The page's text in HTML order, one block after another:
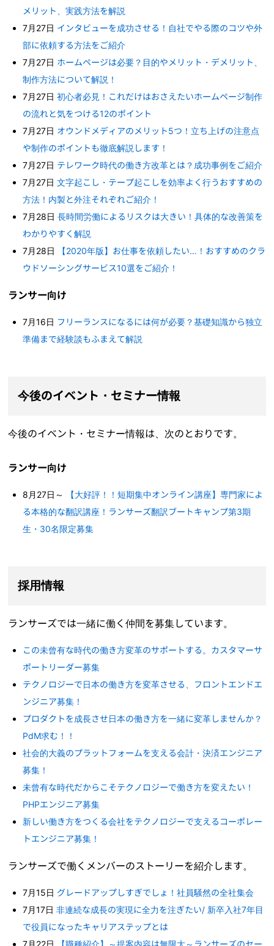
メリット、実践方法を解説
7月27日 インタビューを成功させる！自社でやる際のコツや外
部に依頼する方法をご紹介
7月27日 ホームページは必要？目的やメリット・デメリット、
制作方法について解説！
7月27日初心者必見！これだけはおさえたいホームページ制作
の流れと気をつける12のポイント
7月27日 オウンドメディアのメリット5つ！立ち上げの注意点
や制作のポイントも徹底解説します！
7月27日 テレワーク時代の働き方改革とは？成功事例をご紹介
7月27日文字起こし・テープ起こしを効率よく行うおすすめの
方法！内製と外注それぞれご紹介！
7月28日長時間労働によるリスクは大きい！具体的な改善策を
わかりやすく解説
7月28日
【2020年版】お仕事を依頼したい…！おすすめのクラ
ウドソーシングサービス10選をご紹介！
ランサー向け
7月16日 フリーランスになるには何が必要？基礎知識から独立
準備まで経験談もふまえて解説
今後のイベント・セミナー情報
今後のイベント・セミナー情報は、次のとおりです。
ランサー向け
8月27日～
【大好評！！短期集中オンライン講座】専門家によ
る本格的な翻訳講座！ランサーズ翻訳ブートキャンプ第3期
生・30名限定募集
採用情報
ランサーズでは一緒に働く仲間を募集しています。
この未曾有な時代の働き方変革のサポートする。カスタマーサ
ポートリーダー募集
テクノロジーで日本の働き方を変革させる、フロントエンドエ
ンジニア募集！
プロダクトを成長させ日本の働き方を一緒に変革しませんか？
PdM求む！！
社会的大義のプラットフォームを支える会計・決済エンジニア
募集！
未曾有な時代だからこそテクノロジーで働き方を変えたい！
PHPエンジニア募集
新しい働き方をつくる会社をテクノロジーで支えるコーポレー
トエンジニア募集！
ランサーズで働くメンバーのストーリーを紹介します。
7月15日 グレードアップしすぎでしょ！社員騒然の全社集会
7月17日非連続な成長の実現に全力を注ぎたい/ 新卒入社7年目
で役員になったキャリアステップとは
7月22日
【職種紹介】～提案内容は無限大～ランサーズのセー